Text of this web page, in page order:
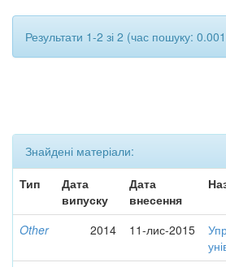
Результати 1-2 зі 2 (час пошуку:
Знайдені матеріали:
Тип
Дата
випуску
Дата
внесення
Other 2014 11-лис-2015